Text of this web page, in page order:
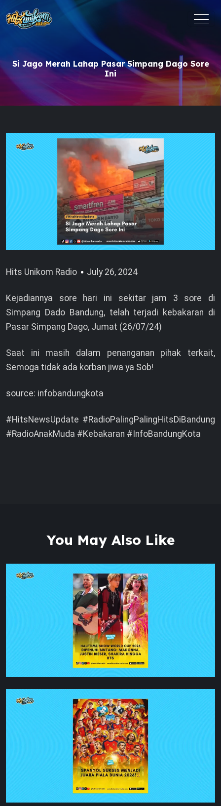
Si Jago Merah Lahap Pasar Simpang Dago Sore
Ini
Hits Unikom Radio July 26, 2024
Kejadiannya sore hari ini sekitar jam 3 sore di
Simpang Dado Bandung, telah terjadi kebakaran di
Pasar Simpang Dago, Jumat (26/07/24)
Saat ini masih dalam penanganan pihak terkait,
Semoga tidak ada korban jiwa ya Sob!
source: infobandungkota
#HitsNewsUpdate #RadioPalingPalingHitsDiBandung
#RadioAnakMuda #Kebakaran #InfoBandungKota
You May Also Like